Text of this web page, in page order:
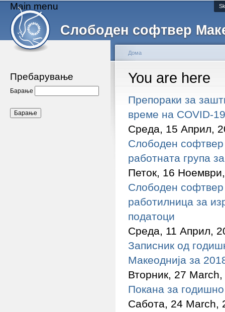
Слободен софтвер
Main menu
Пребарување
Барање
You are here
Дома
Препораки за
време на COVID-19
Среда, 15 Април,
Слободен софтвер
работната група
Петок, 16
Слободен софтвер
работилница за
податоци
Среда, 11 Април,
Записник од
Макеоднија за
Вторник, 27
Покана за
Сабота, 24 March,